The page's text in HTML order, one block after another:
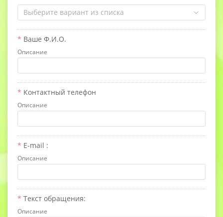
Выберите вариант из списка
Ваше Ф.И.О.
Описание
Контактный телефон
Описание
E-mail :
Описание
Текст обращения:
Описание